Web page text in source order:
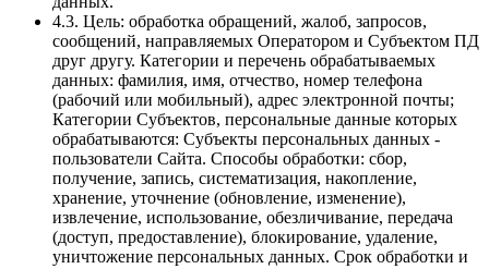
4.3. Цель: обработка обращений, жалоб, запросов,
сообщений, направляемых Оператором и Субъектом ПД
друг другу. Категории и перечень обрабатываемых
данных: фамилия, имя, отчество, номер телефона
(рабочий или мобильный), адрес электронной почты;
Категории Субъектов, персональные данные которых
обрабатываются: Субъекты персональных данных -
пользователи Сайта. Способы обработки: сбор,
получение, запись, систематизация, накопление,
хранение, уточнение (обновление, изменение),
извлечение, использование, обезличивание, передача
(доступ, предоставление), блокирование, удаление,
уничтожение персональных данных. Срок обработки и